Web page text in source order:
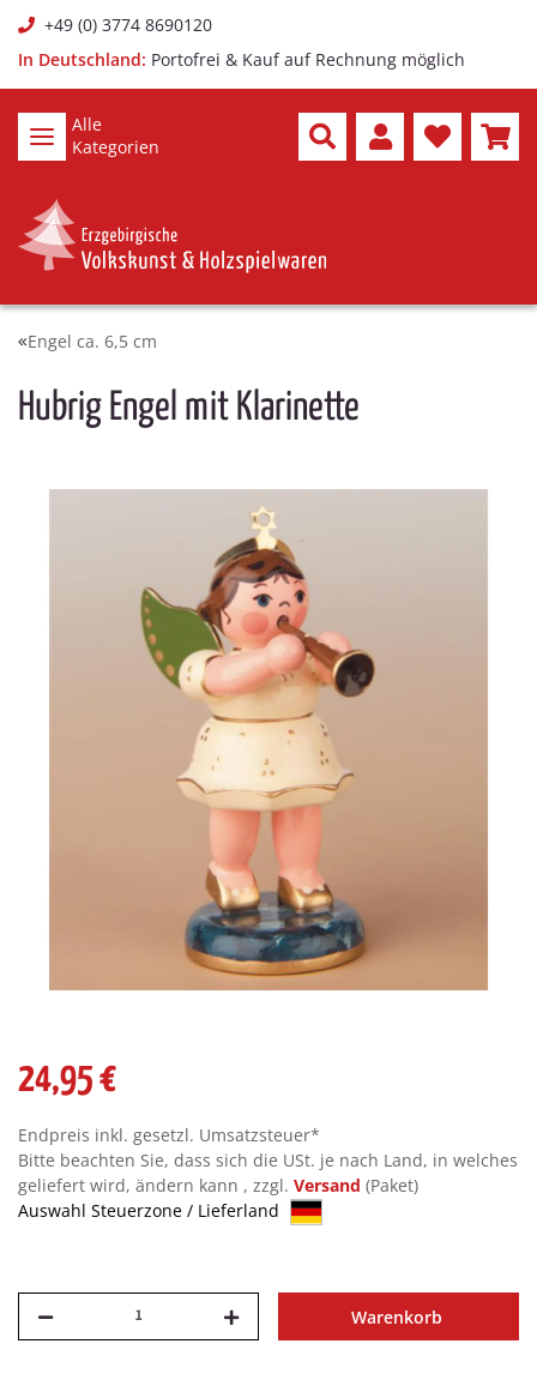
+49 (0) 3774 8690120
In Deutschland: Portofrei & Kauf auf Rechnung möglich
Alle
Kategorien
Engel ca. 6,5 cm
Hubrig Engel mit Klarinette
24,95 €
Endpreis inkl. gesetzl. Umsatzsteuer*
Bitte beachten Sie, dass sich die USt. je nach Land, in welches
geliefert wird, ändern kann , zzgl. Versand (Paket)
Auswahl Steuerzone / Lieferland
Warenkorb